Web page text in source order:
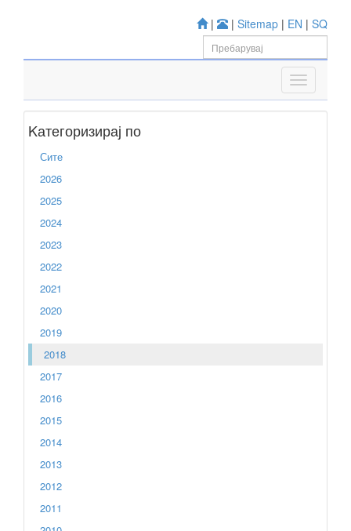
| | Sitemap | EN | SQ
Kатегоризирај по
Сите
2026
2025
2024
2023
2022
2021
2020
2019
2018
2017
2016
2015
2014
2013
2012
2011